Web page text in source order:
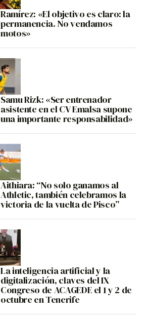
Ramírez: «El objetivo es claro: la
permanencia. No vendamos
motos»
Samu Rizk: «Ser entrenador
asistente en el CV Emalsa supone
una importante responsabilidad»
Aithiara: “No solo ganamos al
Athletic, también celebramos la
victoria de la vuelta de Pisco”
La inteligencia artificial y la
digitalización, claves del IX
Congreso de ACAGEDE el 1 y 2 de
octubre en Tenerife